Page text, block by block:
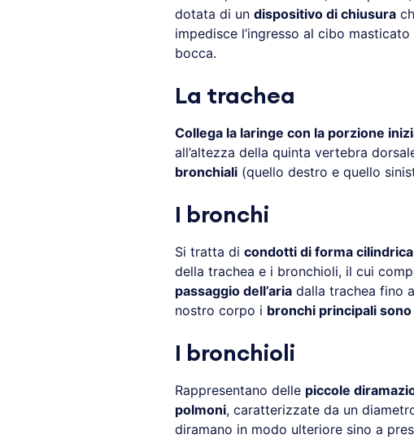
dotata di un dispositivo di chiusura
impedisce l’ingresso al cibo
bocca.
La trachea
Collega la laringe con la porzione
all’altezza della quinta vertebra
bronchiali(quello destro e quello
I bronchi
Si tratta di condotti di forma cilindrica
della trachea e i bronchioli, il cui
passaggio dell’ariadalla trachea fino
nostro corpo i bronchi principali sono
I bronchioli
Rappresentano delle piccole
polmoni, caratterizzate da un
diramano in modo ulteriore sino a